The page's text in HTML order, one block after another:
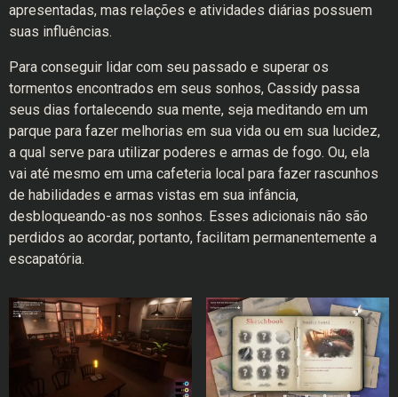
apresentadas, mas relações e atividades diárias possuem
suas influências.
Para conseguir lidar com seu passado e superar os
tormentos encontrados em seus sonhos, Cassidy passa
seus dias fortalecendo sua mente, seja meditando em um
parque para fazer melhorias em sua vida ou em sua lucidez,
a qual serve para utilizar poderes e armas de fogo. Ou, ela
vai até mesmo em uma cafeteria local para fazer rascunhos
de habilidades e armas vistas em sua infância,
desbloqueando-as nos sonhos. Esses adicionais não são
perdidos ao acordar, portanto, facilitam permanentemente a
escapatória.